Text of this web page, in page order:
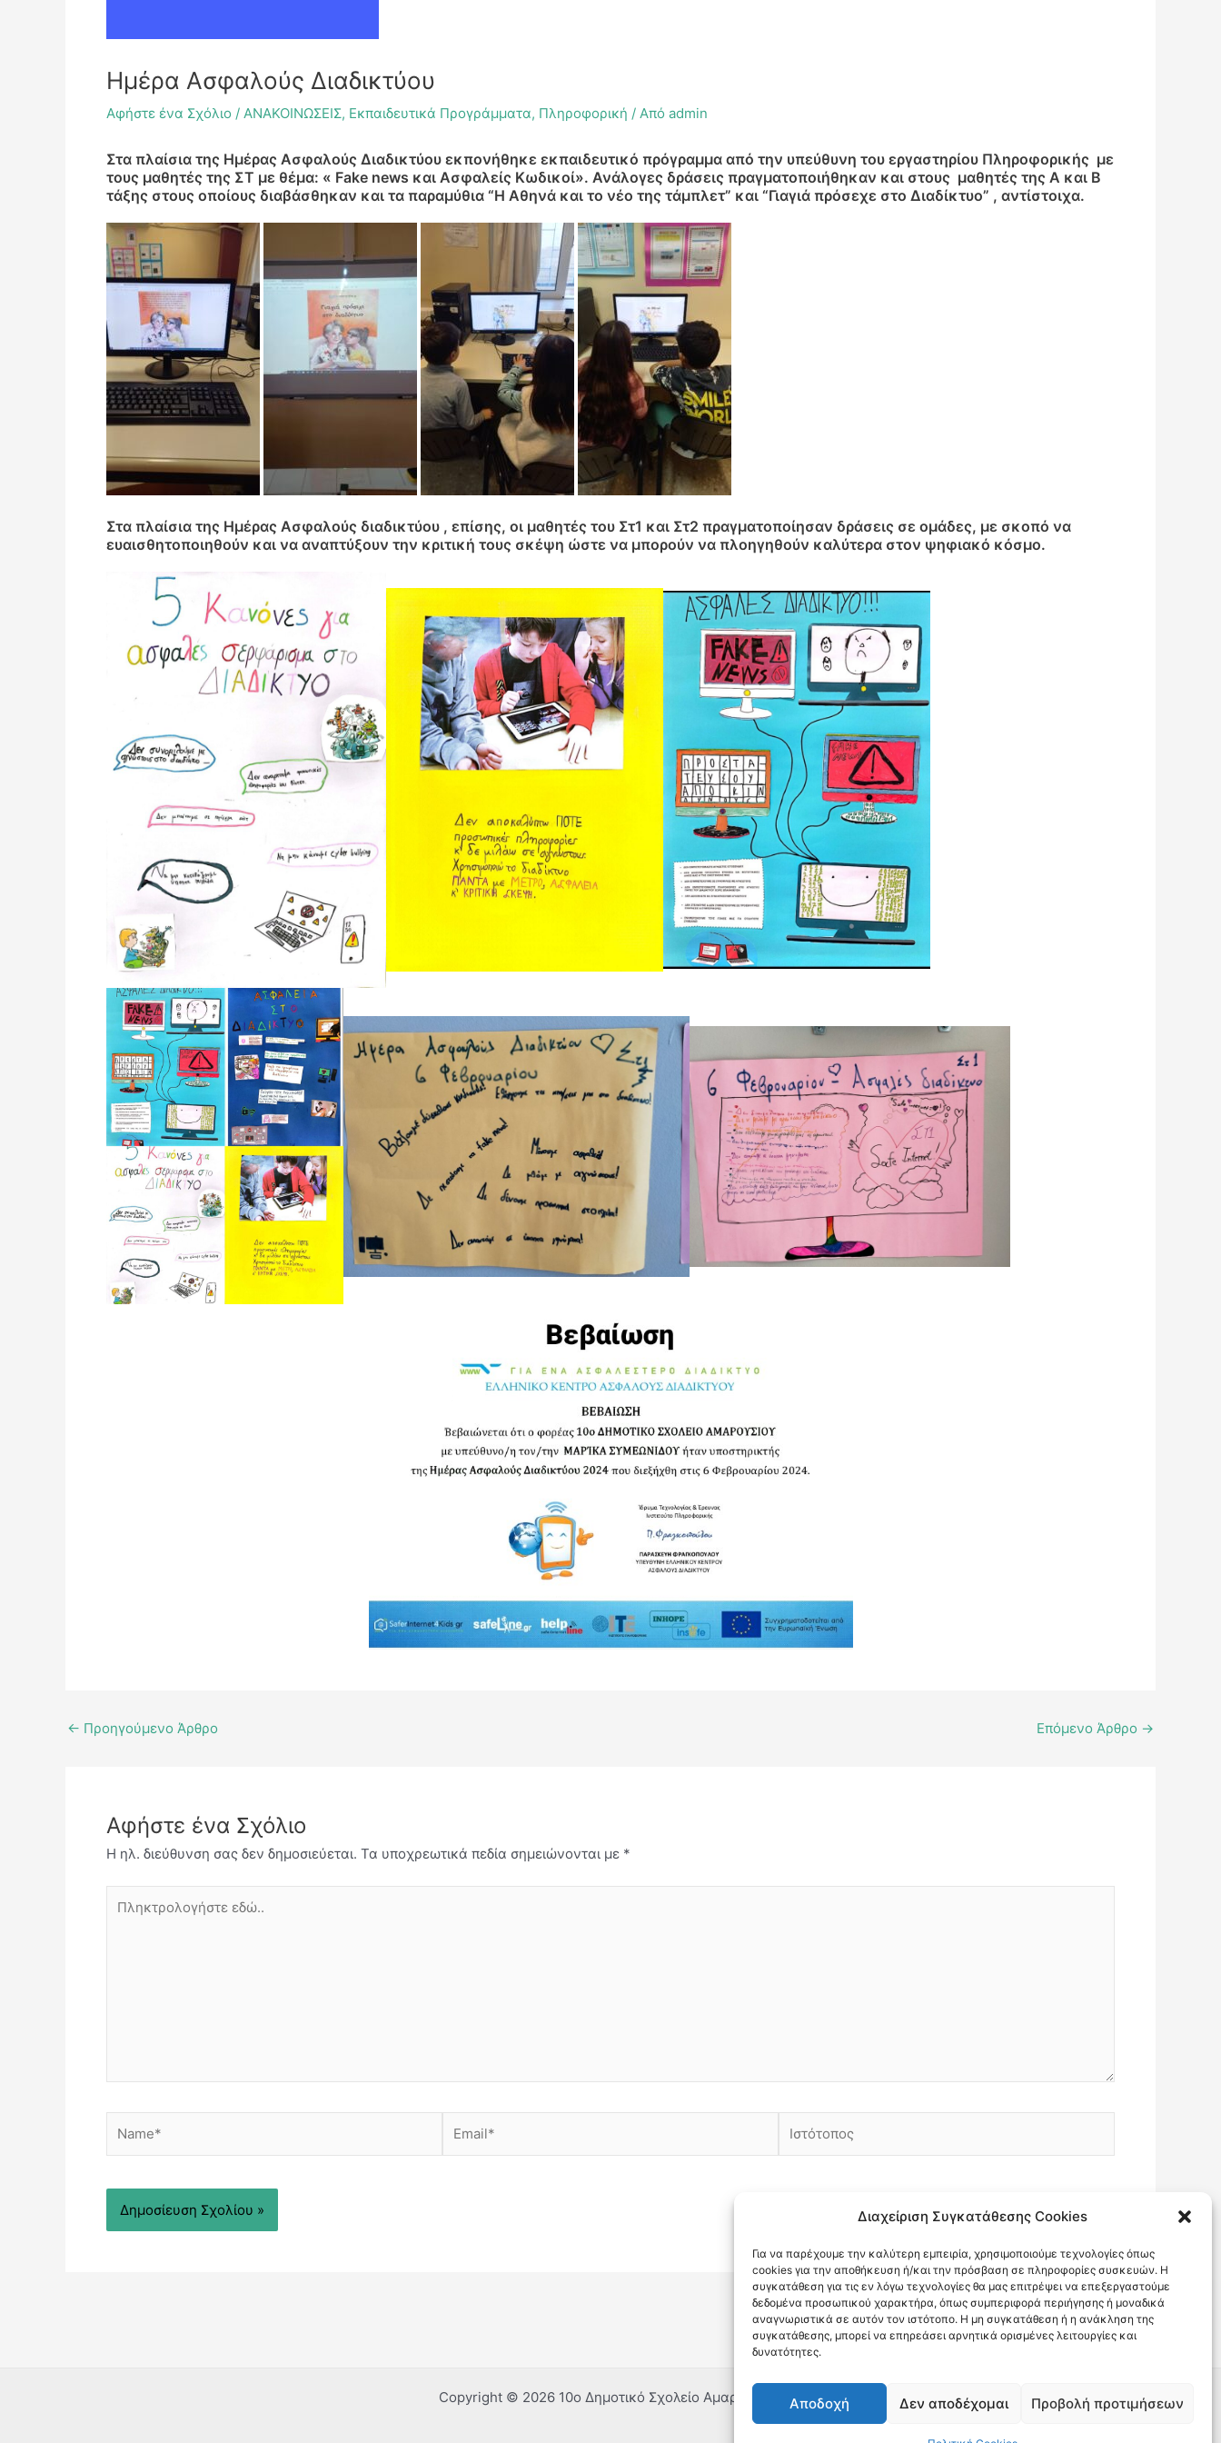
Διαχείριση Συγκατάθεσης Cookies
Για να παρέχουμε την καλύτερη εμπειρία, χρησιμοποιούμε τεχνολογίες όπως
cookies για την αποθήκευση ή/και την πρόσβαση σε πληροφορίες συσκευών. Η
συγκατάθεση για τις εν λόγω τεχνολογίες θα μας επιτρέψει να επεξεργαστούμε
δεδομένα προσωπικού χαρακτήρα, όπως συμπεριφορά περιήγησης ή μοναδικά
αναγνωριστικά σε αυτόν τον ιστότοπο. Η μη συγκατάθεση ή η ανάκληση της
συγκατάθεσης, μπορεί να επηρεάσει αρνητικά ορισμένες λειτουργίες και
δυνατότητες.
Αποδοχή Δεν αποδέχομαι Προβολή προτιμήσεων
Ημέρα Ασφαλούς Διαδικτύου
Αφήστε ένα Σχόλιο / ΑΝΑΚΟΙΝΩΣΕΙΣ, Εκπαιδευτικά Προγράμματα, Πληροφορική / Από admin
Στα πλαίσια της Ημέρας Ασφαλούς Διαδικτύου εκπονήθηκε εκπαιδευτικό πρόγραμμα από την υπεύθυνη του εργαστηρίου Πληροφορικής με
τους μαθητές της ΣΤ με θέμα: « Fake news και Ασφαλείς Κωδικοί». Ανάλογες δράσεις πραγματοποιήθηκαν και στους μαθητές της Α και Β
τάξης στους οποίους διαβάσθηκαν και τα παραμύθια “Η Αθηνά και το νέο της τάμπλετ” και “Γιαγιά πρόσεχε στο Διαδίκτυο” , αντίστοιχα.
Στα πλαίσια της Ημέρας Ασφαλούς διαδικτύου , επίσης, οι μαθητές του Στ1 και Στ2 πραγματοποίησαν δράσεις σε ομάδες, με σκοπό να
ευαισθητοποιηθούν και να αναπτύξουν την κριτική τους σκέψη ώστε να μπορούν να πλοηγηθούν καλύτερα στον ψηφιακό κόσμο.
← Προηγούμενο Άρθρο Επόμενο Άρθρο →
Αφήστε ένα Σχόλιο
Η ηλ. διεύθυνση σας δεν δημοσιεύεται. Τα υποχρεωτικά πεδία σημειώνονται με *
εδώ..
Copyright © 2026 10ο Δημοτικό Σχολείο Αμαρουσίου